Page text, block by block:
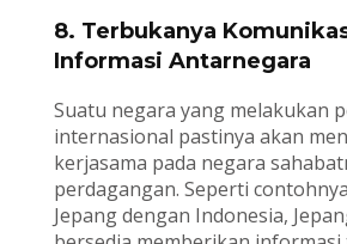
8. Terbukanya
Informasi Antarnegara
Suatu negara yang melakukan
internasional pastinya akan
kerjasama pada negara
perdagangan. Seperti
Jepang dengan Indonesia,